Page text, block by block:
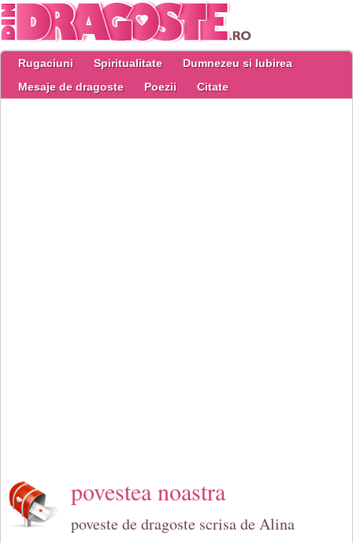
Rugaciuni Spiritualitate
Dumnezeu si Iubirea
Mesaje de dragoste
Poezii Citate
povestea noastra
poveste de dragoste scrisa de Alina